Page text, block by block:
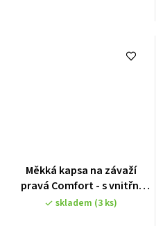
Měkká kapsa na závaží
pravá Comfort - s vnitřní
kapsou (max. 4kg) černá
skladem (3 ks)